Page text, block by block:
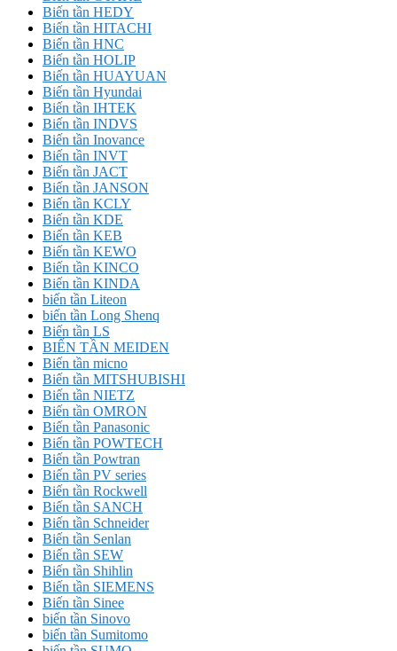
Biến tần HEDY
Biến tần HITACHI
Biến tần HNC
Biến tần HOLIP
Biến tần HUAYUAN
Biến tần Hyundai
Biến tần IHTEK
Biến tần INDVS
Biến tần Inovance
Biến tần INVT
Biến tần JACT
Biến tần JANSON
Biến tần KCLY
Biến tần KDE
Biến tần KEB
Biến tần KEWO
Biến tần KINCO
Biến tần KINDA
biến tần Liteon
biến tần Long Shenq
Biến tần LS
BIẾN TẦN MEIDEN
Biến tần micno
Biến tần MITSHUBISHI
Biến tần NIETZ
Biến tần OMRON
Biến tần Panasonic
Biến tần POWTECH
Biến tần Powtran
Biến tần PV series
Biến tần Rockwell
Biến tần SANCH
Biến tần Schneider
Biến tần Senlan
Biến tần SEW
Biến tần Shihlin
Biến tần SIEMENS
Biến tần Sinee
biến tần Sinovo
biến tần Sumitomo